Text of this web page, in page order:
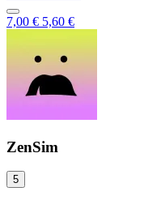
7,00 € 5,60 €
ZenSim
5